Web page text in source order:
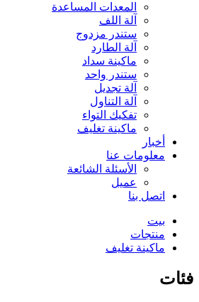
المعدات المساعدة
آلة اللف
ستندر مزدوج
آلة الطارد
ماكينة سداد
ستندر واحد
آلة تجديل
آلة التناول
تفكيك التواء
ماكينة تغليف
أخبار
معلومات عنا
الأسئلة الشائعة
عميل
اتصل بنا
بيت
منتجات
ماكينة تغليف
فئات